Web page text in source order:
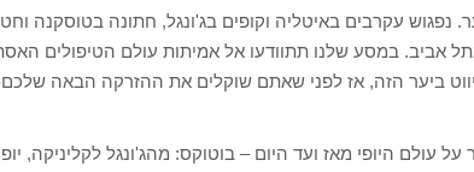
נפגוש עקרבים באיטליה וקופים בג'ונגל, חתונה בטוסקנה
אביב. במסע שלנו תתוודעו אל אמיתות עולם הטיפולים
ביער הזה, אז לפני שאתם שוקלים את ההזרקה הבאה